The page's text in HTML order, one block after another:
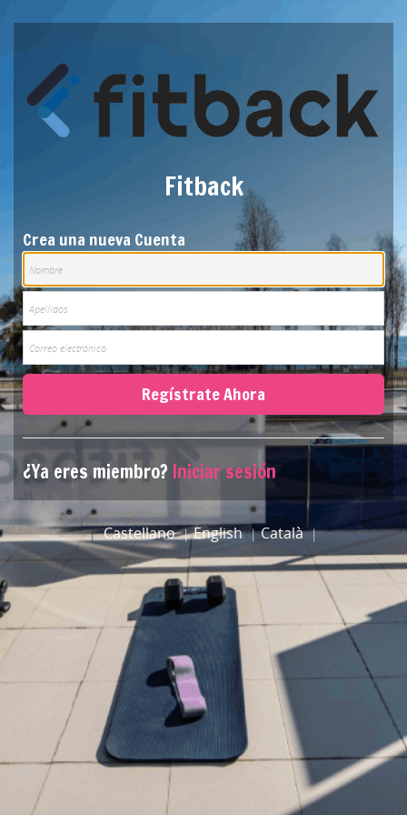
Fitback
Crea una nueva Cuenta
Regí­strate Ahora
¿Ya eres miembro? Iniciar sesión
|Castellano|English|Català|